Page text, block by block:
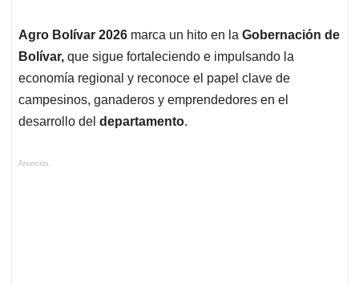
Agro Bolívar 2026 marca un hito en la Gobernación de
Bolívar, que sigue fortaleciendo e impulsando la
economía regional y reconoce el papel clave de
campesinos, ganaderos y emprendedores en el
desarrollo del departamento.
Anuncios.